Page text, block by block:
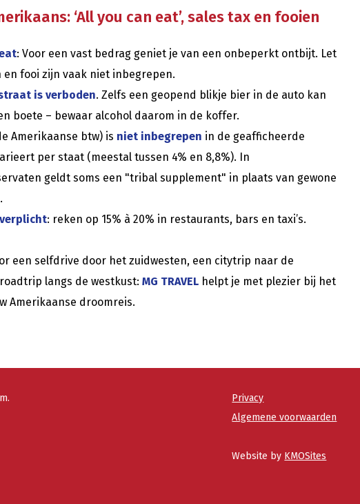
‘All you can eat’, sales tax en fooien
: Voor een vast bedrag geniet je van een onbeperkt ontbijt. Let
en fooi zijn vaak niet inbegrepen.
is verboden. Zelfs een geopend blikje bier in de auto kan
boete – bewaar alcohol daarom in de koffer.
Amerikaanse btw) is niet inbegrepen in de geafficheerde
per staat (meestal tussen 4% en 8,8%). In
geldt soms een "tribal supplement" in plaats van gewone
: reken op 15% à 20% in restaurants, bars en taxi’s.
een selfdrive door het zuidwesten, een citytrip naar de
langs de westkust: MG TRAVELhelpt je met plezier bij het
Amerikaanse droomreis.
Privacy
Algemene voorwaarden
Website by KMOSites